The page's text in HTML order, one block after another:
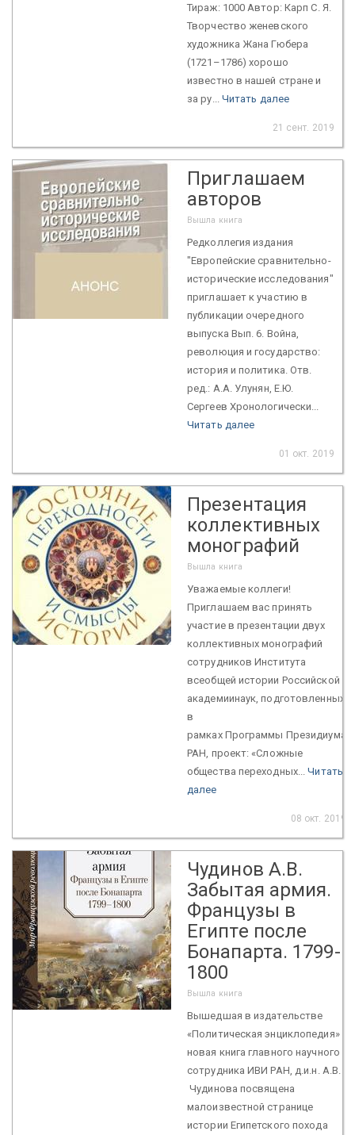
Тираж: 1000 Автор: Карп С. Я.
Творчество женевского
художника Жана Гюбера
(1721–1786) хорошо
известно в нашей стране и
за ру... Читать далее
21 сент. 2019
Приглашаем
авторов
Вышла книга
Редколлегия издания
"Европейские сравнительно-
исторические исследования"
приглашает к участию в
публикации очередного
выпуска Вып. 6. Война,
революция и государство:
история и политика. Отв.
ред.: А.А. Улунян, Е.Ю.
Сергеев Хронологически...
Читать далее
01 окт. 2019
Презентация
коллективных
монографий
Вышла книга
Уважаемые коллеги!
Приглашаем вас принять
участие в презентации двух
коллективных монографий
сотрудников Института
всеобщей истории Российской
академиинаук, подготовленных
в
рамках Программы Президиума
РАН, проект: «Сложные
общества переходных...Читать
далее
08 окт. 2019
Чудинов А.В.
Забытая армия.
Французы в
Египте после
Бонапарта. 1799-
1800
Вышла книга
Вышедшая в издательстве
«Политическая энциклопедия»
новая книга главного научного
сотрудника ИВИ РАН, д.и.н. А.В.
Чудинова посвящена
малоизвестной странице
истории Египетского похода